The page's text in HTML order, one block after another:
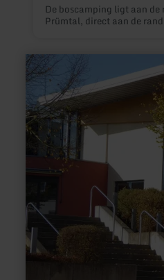
De boscamping ligt aan
Prümtal, direct aan de
meer
informatie
over:
Jugendgästehaus
Prüm